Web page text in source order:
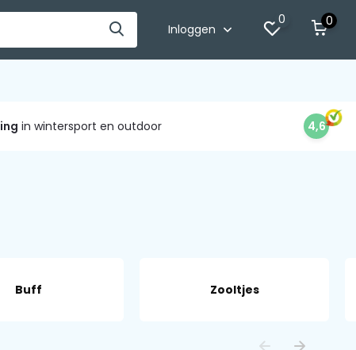
Inloggen
0 0
in wintersport en outdoor 4,6
Buff Zooltjes